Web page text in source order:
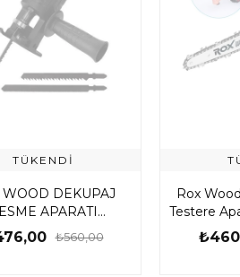
TÜKENDI
WOOD DEKUPAJ
APARATI
153ROX0257₺560,00
Rox
Testere